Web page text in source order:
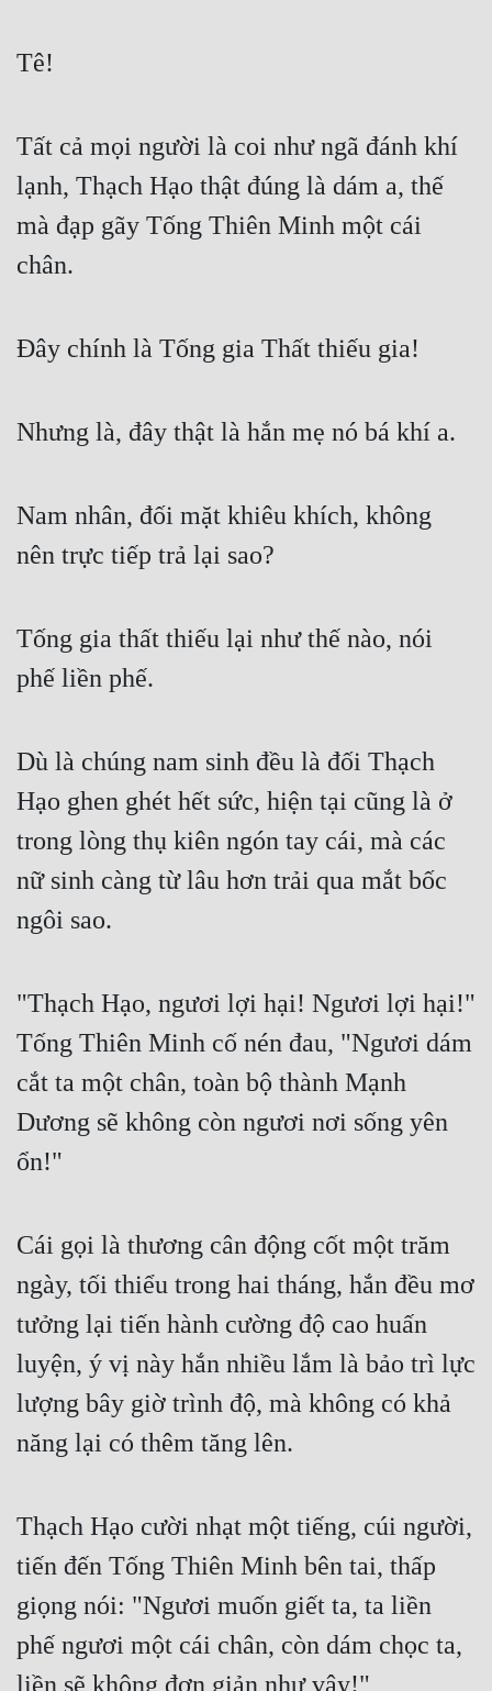
Tính Cách Nhân Vật :
Cơ Trí
Sát Phạt Quyết Đoán
Vô Sỉ
Tê!
Tất cả mọi người là coi như ngã đánh khí
lạnh, Thạch Hạo thật đúng là dám a, thế
mà đạp gãy Tống Thiên Minh một cái
chân.
Đây chính là Tống gia Thất thiếu gia!
Nhưng là, đây thật là hắn mẹ nó bá khí a.
Nam nhân, đối mặt khiêu khích, không
nên trực tiếp trả lại sao?
Tống gia thất thiếu lại như thế nào, nói
phế liền phế.
Dù là chúng nam sinh đều là đối Thạch
Hạo ghen ghét hết sức, hiện tại cũng là ở
trong lòng thụ kiên ngón tay cái, mà các
nữ sinh càng từ lâu hơn trải qua mắt bốc
ngôi sao.
"Thạch Hạo, ngươi lợi hại! Ngươi lợi hại!"
Tống Thiên Minh cố nén đau, "Ngươi dám
cắt ta một chân, toàn bộ thành Mạnh
Dương sẽ không còn ngươi nơi sống yên
ổn!"
Cái gọi là thương cân động cốt một trăm
ngày, tối thiểu trong hai tháng, hắn đều mơ
tưởng lại tiến hành cường độ cao huấn
luyện, ý vị này hắn nhiều lắm là bảo trì lực
lượng bây giờ trình độ, mà không có khả
năng lại có thêm tăng lên.
Thạch Hạo cười nhạt một tiếng, cúi người,
tiến đến Tống Thiên Minh bên tai, thấp
giọng nói: "Ngươi muốn giết ta, ta liền
phế ngươi một cái chân, còn dám chọc ta,
liền sẽ không đơn giản như vậy!"